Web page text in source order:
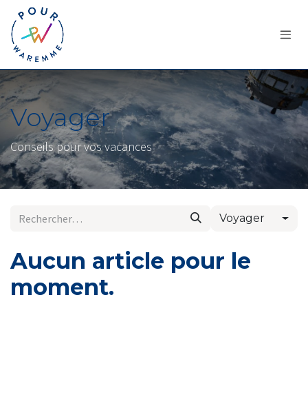
Se rendre au contenu
Voyager
Conseils pour vos vacances
Voyager
Aucun article pour le
moment.